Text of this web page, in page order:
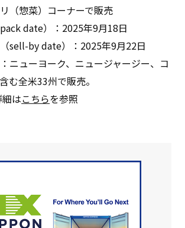
（惣菜）コーナーで販売
date）：2025年9月18日
sell-by date）：2025年9月22日
ニューヨーク、ニュージャージー、コ
む全米33州で販売。
はこちらを参照